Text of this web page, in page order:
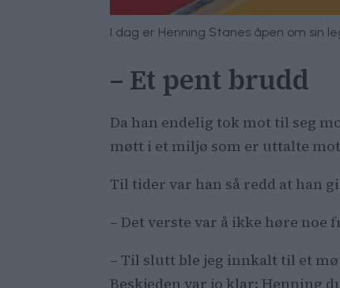
I dag er Henning Stanes åpen om sin
– Et pent brudd
Da han endelig tok mot til seg
møtt i et miljø som er uttalte
Til tider var han så redd at han
– Det verste var å ikke høre noe
– Til slutt ble jeg innkalt til et
Beskjeden var jo klar: Henning